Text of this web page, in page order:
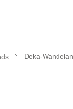
Deka-